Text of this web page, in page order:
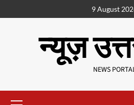
9 August
न्यूज़ NEWS